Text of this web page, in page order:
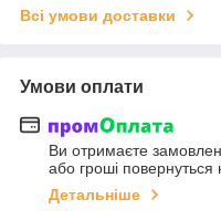
Всі умови доставки
Умови оплати
Ви отримаєте
або гроші повернуться
Детальніше